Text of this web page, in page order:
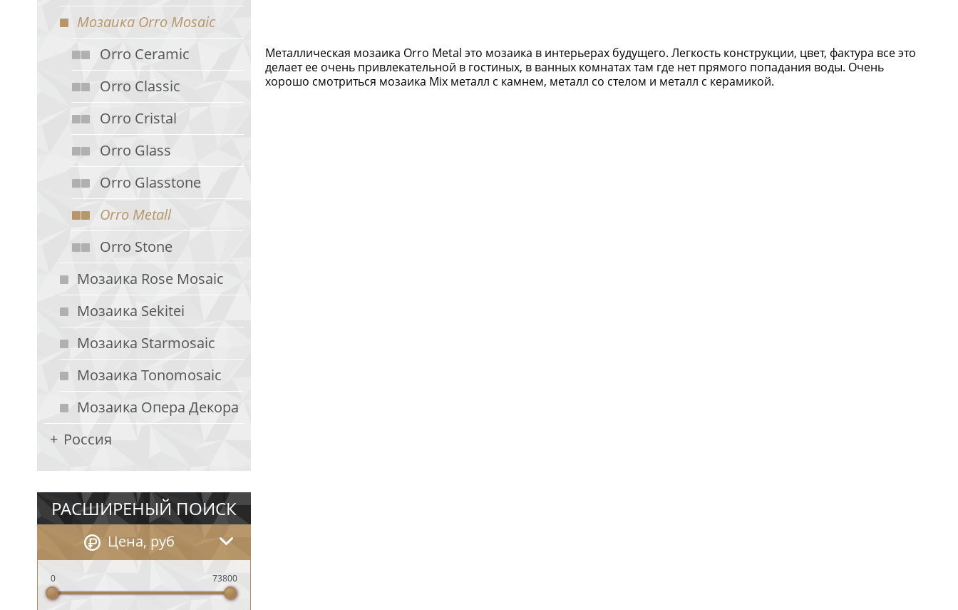
Мозаика Orro Mosaic
Orro Ceramic
Orro Classic
Orro Cristal
Orro Glass
Orro Glasstone
Orro Metall
Orro Stone
Мозаика Rose Mosaic
Мозаика Sekitei
Мозаика Starmosaic
Мозаика Tonomosaic
Мозаика Опера Декора
Россия
РАСШИРЕНЫЙ ПОИСК
Цена, руб
0 73800
Металлическая мозаика Orro Metal это мозаика в интерьерах будущего. Легкость конструкции, цвет, фактура все это
делает ее очень привлекательной в гостиных, в ванных комнатах там где нет прямого попадания воды. Очень
хорошо смотриться мозаика Mix металл с камнем, металл со стелом и металл с керамикой.